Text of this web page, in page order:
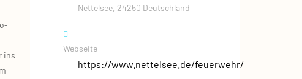
ins
Nettelsee, 24250 Deutschland
Webseite
https://www.nettelsee.de/feuerwehr/